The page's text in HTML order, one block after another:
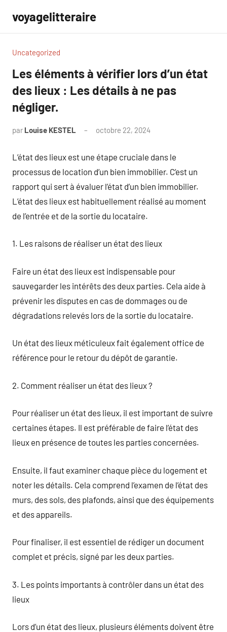
contenu
voyagelitteraire
Uncategorized
Les éléments à vérifier lors d’un état
des lieux : Les détails à ne pas
négliger.
par Louise KESTEL octobre 22, 2024
L’état des lieux est une étape cruciale dans le
processus de location d’un bien immobilier. C’est un
rapport qui sert à évaluer l’état d’un bien immobilier.
L’état des lieux est habituellement réalisé au moment
de l’entrée et de la sortie du locataire.
1. Les raisons de réaliser un état des lieux
Faire un état des lieux est indispensable pour
sauvegarder les intérêts des deux parties. Cela aide à
prévenir les disputes en cas de dommages ou de
dégradations relevés lors de la sortie du locataire.
Un état des lieux méticuleux fait également office de
référence pour le retour du dépôt de garantie.
2. Comment réaliser un état des lieux ?
Pour réaliser un état des lieux, il est important de suivre
certaines étapes. Il est préférable de faire l’état des
lieux en présence de toutes les parties concernées.
Ensuite, il faut examiner chaque pièce du logement et
noter les détails. Cela comprend l’examen de l’état des
murs, des sols, des plafonds, ainsi que des équipements
et des appareils.
Pour finaliser, il est essentiel de rédiger un document
complet et précis, signé par les deux parties.
3. Les points importants à contrôler dans un état des
lieux
Lors d’un état des lieux, plusieurs éléments doivent être